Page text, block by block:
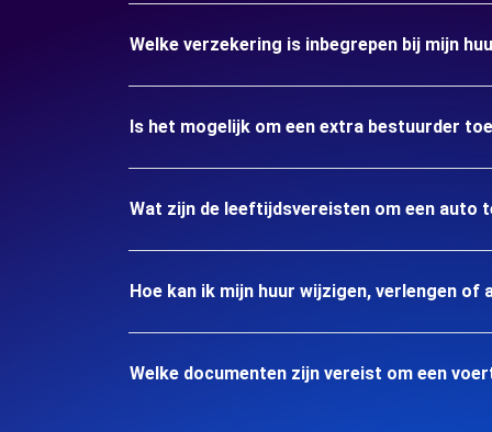
Welke verzekering is inbegrepen bij mijn
Is het mogelijk om een extra bestuurder
Wat zijn de leeftijdsvereisten om een auto
Hoe kan ik mijn huur wijzigen, verlengen of
Welke documenten zijn vereist om een